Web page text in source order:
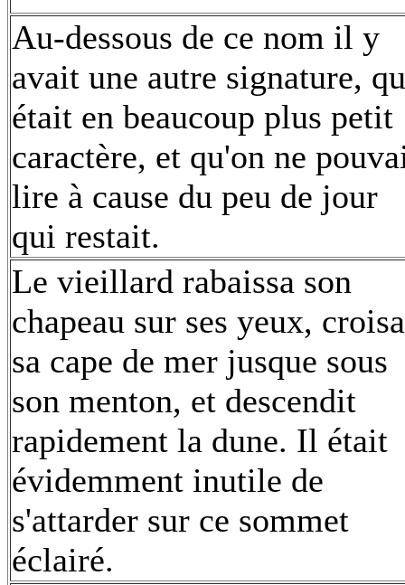
Au-dessous de ce nom il y
avait une autre signature,
était en beaucoup plus petit
caractère, et qu'on ne
lire à cause du peu de jour
qui restait.
Le vieillard rabaissa son
chapeau sur ses yeux, croisa
sa cape de mer jusque sous
son menton, et descendit
rapidement la dune. Il était
évidemment inutile de
s'attarder sur ce sommet
éclairé.